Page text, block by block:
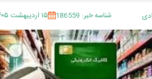
شناسه خبر: 186559 ۱۵ اردیبهشت ۱۴۰۵